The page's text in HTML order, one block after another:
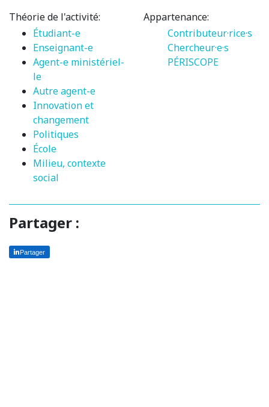
Théorie de l'activité:
Étudiant-e
Enseignant-e
Agent-e ministériel-
le
Autre agent-e
Innovation et
changement
Politiques
École
Milieu, contexte
social
Appartenance:
Contributeur·rice·s
Chercheur·e·s
PÉRISCOPE
Partager :
Partager